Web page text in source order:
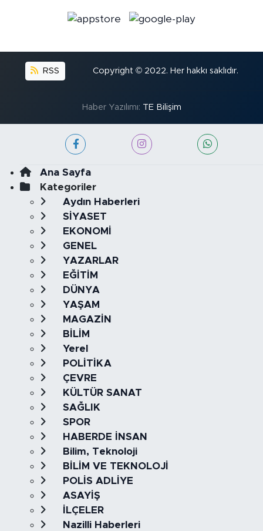
RSS Copyright © 2022. Her hakkı saklıdır.
Haber Yazılımı: TE Bilişim
Ana Sayfa
Kategoriler
Aydın Haberleri
SİYASET
EKONOMİ
GENEL
YAZARLAR
EĞİTİM
DÜNYA
YAŞAM
MAGAZİN
BİLİM
Yerel
POLİTİKA
ÇEVRE
KÜLTÜR SANAT
SAĞLIK
SPOR
HABERDE İNSAN
Bilim, Teknoloji
BİLİM VE TEKNOLOJİ
POLİS ADLİYE
ASAYİŞ
İLÇELER
Nazilli Haberleri